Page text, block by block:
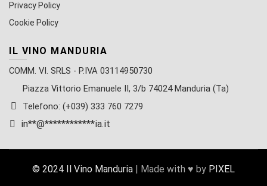
Privacy Policy
Cookie Policy
IL VINO MANDURIA
COMM. VI. SRLS - P.IVA 03114950730
Piazza Vittorio Emanuele II, 3/b 74024 Manduria (Ta)
Telefono: (+039) 333 760 7279
in**@************ia.it
© 2024 Il Vino Manduria | Made with ♥ by PIXEL